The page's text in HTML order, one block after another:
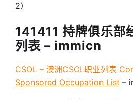
2）
141411 持牌俱乐部
列表 – immicn
CSOL – 澳洲CSOL职业列表
Sponsored Occupation List –